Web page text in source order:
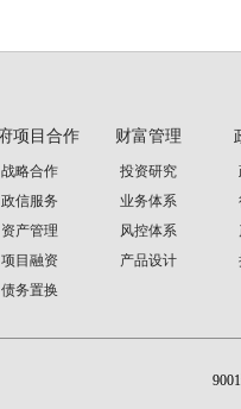
项目合作
战略合作
政信服务
资产管理
项目融资
债务置换
财富管理
投资研究
业务体系
风控体系
产品设计